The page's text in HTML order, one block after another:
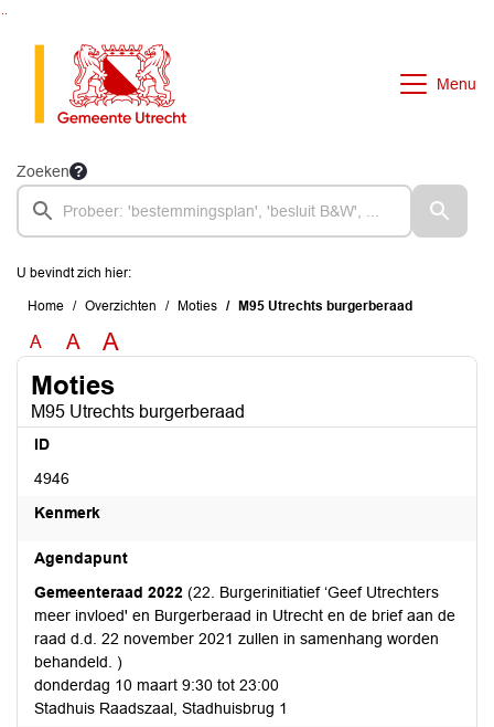
Menu
Zoeken
U bevindt zich hier:
Home Overzichten Moties M95 Utrechts burgerberaad
A A A
Moties
M95 Utrechts burgerberaad
ID
4946
Kenmerk
Agendapunt
Gemeenteraad 2022 (22. Burgerinitiatief ‘Geef Utrechters
meer invloed' en Burgerberaad in Utrecht en de brief aan de
raad d.d. 22 november 2021 zullen in samenhang worden
behandeld. )
donderdag 10 maart 9:30 tot 23:00
Stadhuis Raadszaal, Stadhuisbrug 1